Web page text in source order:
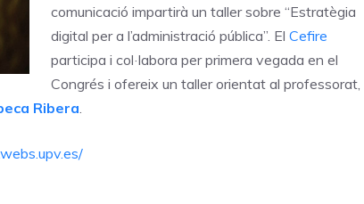
comunicació impartirà un taller sobre “Estratègia
digital per a l’administració pública”. El Cefire
participa i col·labora per primera vegada en el
Congrés i ofereix un taller orientat al professorat,
Ribera.